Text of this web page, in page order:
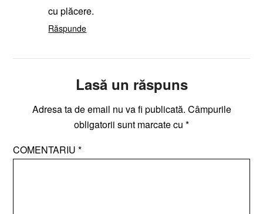
cu plăcere.
Răspunde
Lasă un răspuns
Adresa ta de email nu va fi publicată. Câmpurile
obligatorii sunt marcate cu *
COMENTARIU*